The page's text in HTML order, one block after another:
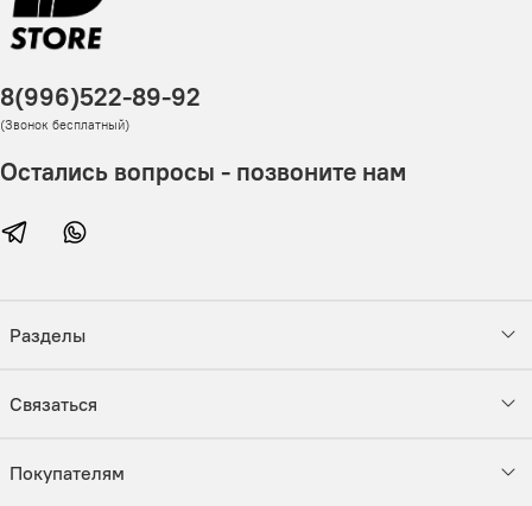
Разделы
Связаться
Покупателям
8(996)522-89-92
(Звонок бесплатный)
Остались вопросы - позвоните нам